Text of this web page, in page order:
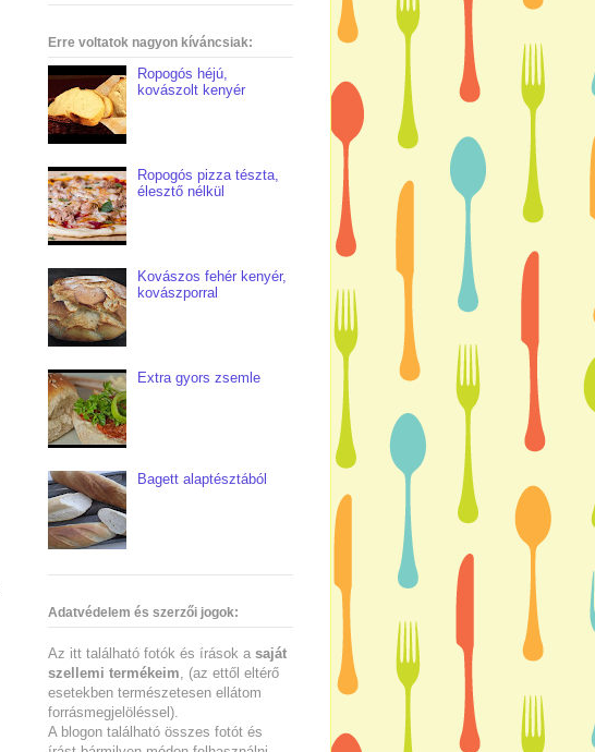
Erre voltatok nagyon kíváncsiak:
Ropogós héjú,
kovászolt kenyér
Ropogós pizza tészta,
élesztő nélkül
Kovászos fehér kenyér,
kovászporral
Extra gyors zsemle
Bagett alaptésztából
Adatvédelem és szerzői jogok:
Az itt található fotók és írások a saját
szellemi termékeim , (az ettől eltérő
esetekben természetesen ellátom
forrásmegjelöléssel).
A blogon található összes fotót és